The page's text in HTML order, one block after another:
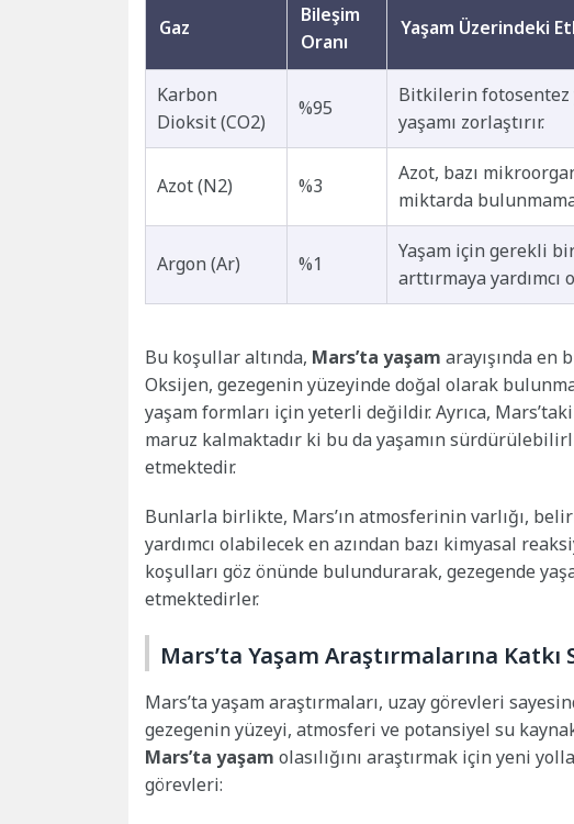
Gaz
Bileşim
Oranı
Yaşam Üzerindeki
Karbon
Dioksit (CO2)
%95
Bitkilerin fotosentez
yaşamı zorlaştırır.
Azot (N2) %3
Azot, bazı
miktarda
Argon (Ar) %1
Yaşam için gerekli
arttırmaya yardımcı
Bu koşullar altında, Mars’ta yaşam arayışında
Oksijen, gezegenin yüzeyinde doğal olarak
yaşam formları için yeterli değildir. Ayrıca,
maruz kalmaktadır ki bu da yaşamın
etmektedir.
Bunlarla birlikte, Mars’ın atmosferinin varlığı,
yardımcı olabilecek en azından bazı kimyasal
koşulları göz önünde bulundurarak, gezegende
etmektedirler.
Mars’ta Yaşam Araştırmalarına
Mars’ta yaşam araştırmaları, uzay görevleri
gezegenin yüzeyi, atmosferi ve potansiyel su
Mars’ta yaşam olasılığını araştırmak için yeni
görevleri: